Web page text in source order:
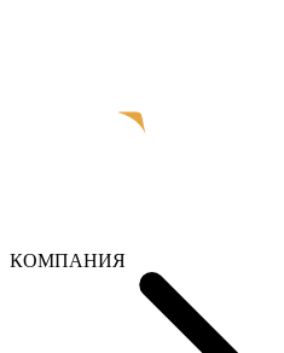
КОМПАНИЯ